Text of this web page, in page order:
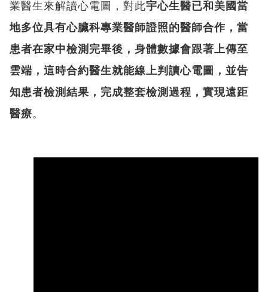
業醫生來解讀心電圖，對此宇心生醫已和美國當
地多位具有心臟科專業醫師證照的醫師合作，當
患者在家中檢測完畢後，身體數據會跟著上傳至
雲端，這時合約醫生就能線上判讀心電圖，並告
知患者檢測結果，完成整套檢測過程，實現遠距
醫療。